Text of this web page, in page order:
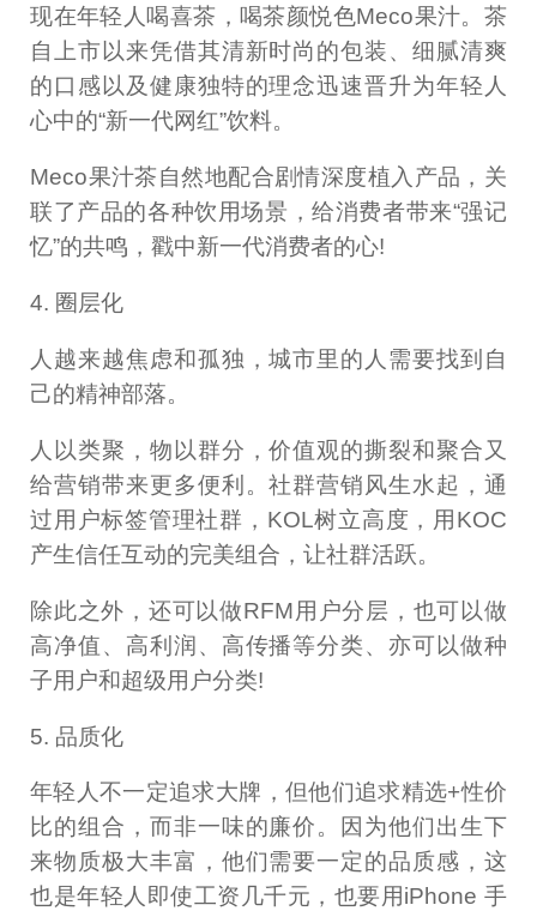
现在年轻人喝喜茶，喝茶颜悦色Meco果汁。茶
自上市以来凭借其清新时尚的包装、细腻清爽
的口感以及健康独特的理念迅速晋升为年轻人
心中的“新一代网红”饮料。
Meco果汁茶自然地配合剧情深度植入产品，关
联了产品的各种饮用场景，给消费者带来“强记
忆”的共鸣，戳中新一代消费者的心!
4. 圈层化
人越来越焦虑和孤独，城市里的人需要找到自
己的精神部落。
人以类聚，物以群分，价值观的撕裂和聚合又
给营销带来更多便利。社群营销风生水起，通
过用户标签管理社群，KOL树立高度，用KOC
产生信任互动的完美组合，让社群活跃。
除此之外，还可以做RFM用户分层，也可以做
高净值、高利润、高传播等分类、亦可以做种
子用户和超级用户分类!
5. 品质化
年轻人不一定追求大牌，但他们追求精选+性价
比的组合，而非一味的廉价。因为他们出生下
来物质极大丰富，他们需要一定的品质感，这
也是年轻人即使工资几千元，也要用iPhone 手